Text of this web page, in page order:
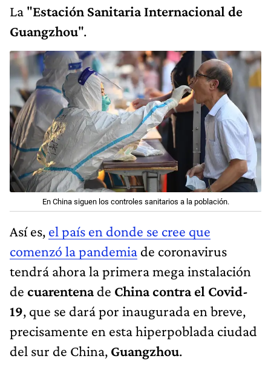
La "Estación Sanitaria Internacional de
Guangzhou".
En China siguen los controles sanitarios a la población.
Así es, el país en donde se cree que
comenzó la pandemia de coronavirus
tendrá ahora la primera mega instalación
de cuarentenade China contra el Covid-
19, que se dará por inaugurada en breve,
precisamente en esta hiperpoblada ciudad
del sur de China, Guangzhou.